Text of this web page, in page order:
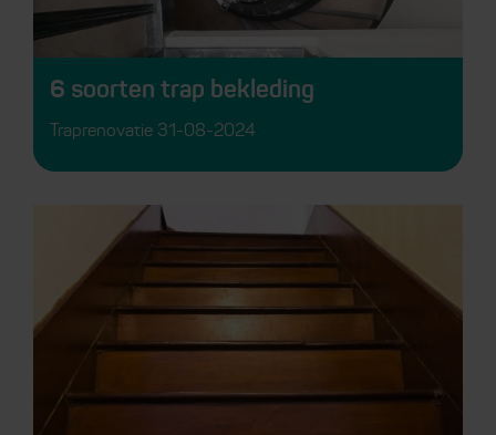
6 soorten trap bekleding
Traprenovatie 31-08-2024